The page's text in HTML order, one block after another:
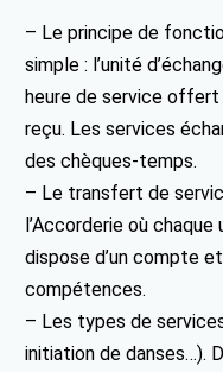
– Le principe de
simple : l’unité
heure de service offert
reçu. Les services
des chèques-temps.
– Le transfert de
l’Accorderie où
dispose d’un compte
compétences.
– Les types de
initiation de danses…).